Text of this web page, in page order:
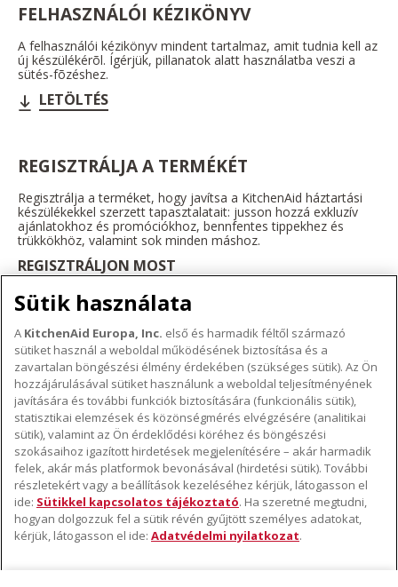
FELHASZNÁLÓI KÉZIKÖNYV
A felhasználói kézikönyv mindent tartalmaz, amit tudnia kell az
új készülékérõl. Ígérjük, pillanatok alatt használatba veszi a
sütés-fõzéshez.
LETÖLTÉS
REGISZTRÁLJA A TERMÉKÉT
Regisztrálja a terméket, hogy javítsa a KitchenAid háztartási
készülékekkel szerzett tapasztalatait: jusson hozzá exkluzív
ajánlatokhoz és promóciókhoz, bennfentes tippekhez és
trükkökhöz, valamint sok minden máshoz.
REGISZTRÁLJON MOST
A KITCHENAID MÁRKÁRÓL
A márka lényege
A márka története
ODR
TÁMOGATÁS
Hol lehet megvenni
Garancia és dokumentumok
Ügyfélszolgálat
KÖVESSEN BENNÜNKET
Sütik használata
A KitchenAid Europa, Inc. első és harmadik féltől származó
sütiket használ a weboldal működésének biztosítása és a
zavartalan böngészési élmény érdekében (szükséges sütik). Az Ön
hozzájárulásával sütiket használunk a weboldal teljesítményének
javítására és további funkciók biztosítására (funkcionális sütik),
statisztikai elemzések és közönségmérés elvégzésére (analitikai
sütik), valamint az Ön érdeklődési köréhez és böngészési
szokásaihoz igazított hirdetések megjelenítésére – akár harmadik
felek, akár más platformok bevonásával (hirdetési sütik). További
részletekért vagy a beállítások kezeléséhez kérjük, látogasson el
ide: Sütikkel kapcsolatos tájékoztató. Ha szeretné megtudni,
hogyan dolgozzuk fel a sütik révén gyűjtött személyes adatokat,
kérjük, látogasson el ide: Adatvédelmi nyilatkozat.